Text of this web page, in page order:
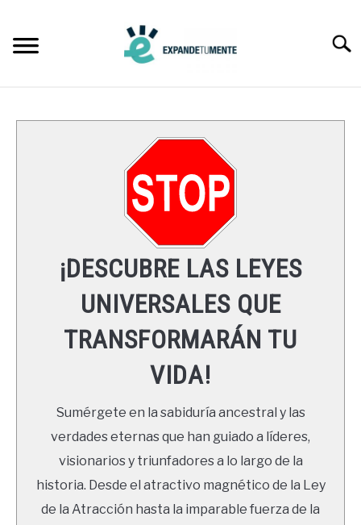
content
LEYES UNIVERSALES
RECURSOS
NEWSLETTER
¡DESCUBRE LAS LEYES
UNIVERSALES QUE
TRANSFORMARÁN TU
VIDA!
Sumérgete en la sabiduría ancestral y las
verdades eternas que han guiado a líderes,
visionarios y triunfadores a lo largo de la
historia. Desde el atractivo magnético de la Ley
de la Atracción hasta la imparable fuerza de la